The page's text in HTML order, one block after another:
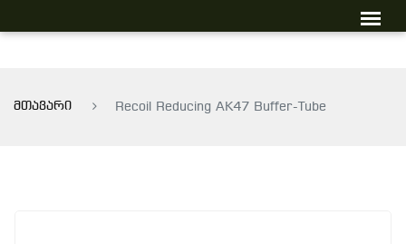
მთავარი Recoil Reducing AK47 Buffer-Tube